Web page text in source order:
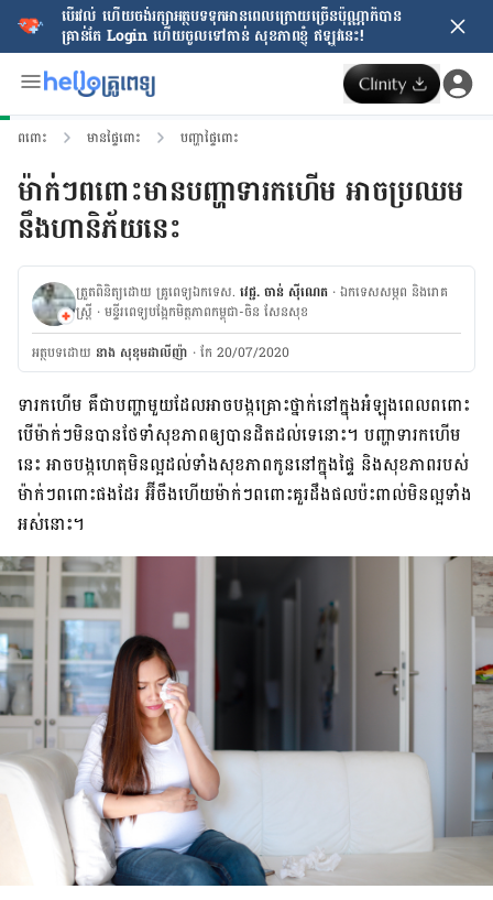
បើរវល់ ហើយចង់​រក្សាអត្ថបទទុកអានពេលក្រោយ​ច្រើនប៉ុណ្ណាក៏បាន
គ្រាន់តែ​ Login ហើយចូលទៅកាន់ សុខភាពខ្ញុំ ឥឡូវនេះ!
ពពោះ មានផ្ទៃពោះ បញ្ហាផ្ទៃពោះ
ម៉ាក់ៗពពោះមានបញ្ហាទារកហើម អាចប្រឈម
នឹងហានិភ័យនេះ
ត្រួតពិនិត្យដោយ គ្រូពេទ្យឯកទេស. វេជ្ជ. ចាន់ ស៊ីណេត · ឯកទេសសម្ភព និងរោគ
ស្ត្រី · ម​ន្ទីរពេទ្យបង្អែកមិត្តភាពកម្ពុជា-ចិន សែនសុខ
អត្ថបទ​ដោយ នាង សុខុមដាលីញ៉ា ·កែ 20/07/2020
ទារក​ហើម គឺ​ជា​បញ្ហា​មួយ​ដែល​អាច​បង្ក​គ្រោះ​ថ្នាក់​នៅ​ក្នុង​អំឡុង​ពេល​ពពោះ
បើ​ម៉ាក់​ៗ​មិន​បាន​ថែ​ទាំ​សុខភាព​ឲ្យ​បាន​ដិត​ដល់​ទេ​នោះ។ បញ្ហា​ទារក​ហើម​
នេះ អាច​បង្ក​ហេតុ​មិន​ល្អ​ដល់​ទាំង​សុខភាព​កូន​នៅ​ក្នុង​ផ្ទៃ និង​សុខភាព​របស់​
ម៉ាក់ៗ​ពពោះ​ផង​ដែរ អ៊ីចឹង​ហើយ​ម៉ាក់ៗ​ពពោះ​គួរ​ដឹង​ផល​ប៉ះពាល់​មិន​ល្អ​ទាំង​
អស់​នោះ។